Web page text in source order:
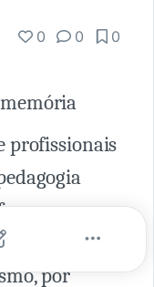
0 0 0
profissionais
uma
em
por